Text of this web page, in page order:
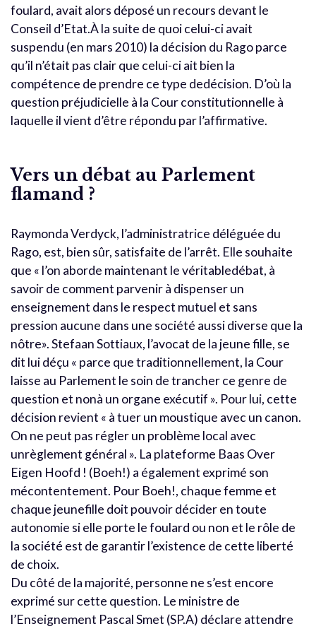
foulard, avait alors déposé un recours devant le
Conseil d’Etat.À la suite de quoi celui-ci avait
suspendu (en mars 2010) la décision du Rago parce
qu’il n’était pas clair que celui-ci ait bien la
compétence de prendre ce type dedécision. D’où la
question préjudicielle à la Cour constitutionnelle à
laquelle il vient d’être répondu par l’affirmative.
Vers un débat au Parlement
flamand ?
Raymonda Verdyck, l’administratrice déléguée du
Rago, est, bien sûr, satisfaite de l’arrêt. Elle souhaite
que « l’on aborde maintenant le véritabledébat, à
savoir de comment parvenir à dispenser un
enseignement dans le respect mutuel et sans
pression aucune dans une société aussi diverse que la
nôtre». Stefaan Sottiaux, l’avocat de la jeune fille, se
dit lui déçu « parce que traditionnellement, la Cour
laisse au Parlement le soin de trancher ce genre de
question et nonà un organe exécutif ». Pour lui, cette
décision revient « à tuer un moustique avec un canon.
On ne peut pas régler un problème local avec
unrèglement général ». La plateforme Baas Over
Eigen Hoofd ! (Boeh!) a également exprimé son
mécontentement. Pour Boeh!, chaque femme et
chaque jeunefille doit pouvoir décider en toute
autonomie si elle porte le foulard ou non et le rôle de
la société est de garantir l’existence de cette liberté
de choix.
Du côté de la majorité, personne ne s’est encore
exprimé sur cette question. Le ministre de
l’Enseignement Pascal Smet (SP.A) déclare attendre